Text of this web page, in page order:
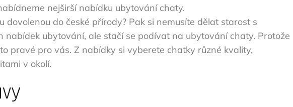
nejširší nabídku ubytování chaty.
dovolenou do české přírody? Pak si nemusíte dělat starost s
nabídek ubytování, ale stačí se podívat na ubytování chaty. Protože
pravé pro vás. Z nabídky si vyberete chatky různé kvality,
v okolí.